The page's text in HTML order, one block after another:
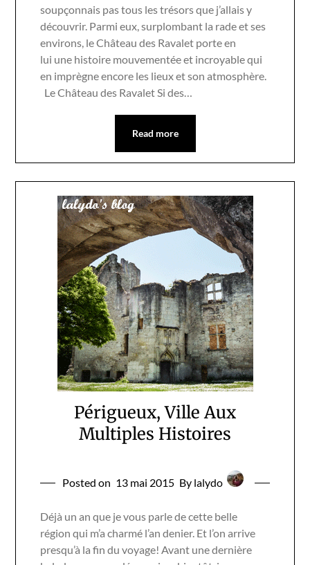
soupçonnais pas tous les trésors que j’allais y
découvrir. Parmi eux, surplombant la rade et ses
environs, le Château des Ravalet porte en
lui une histoire mouvementée et incroyable qui
en imprègne encore les lieux et son atmosphère.
Le Château des Ravalet Si des…
Read more
Périgueux, Ville Aux
Multiples Histoires
Posted on 13 mai 2015 By lalydo
Déjà un an que je vous parle de cette belle
région qui m’a charmé l’an denier. Et l’on arrive
presqu’à la fin du voyage! Avant une dernière